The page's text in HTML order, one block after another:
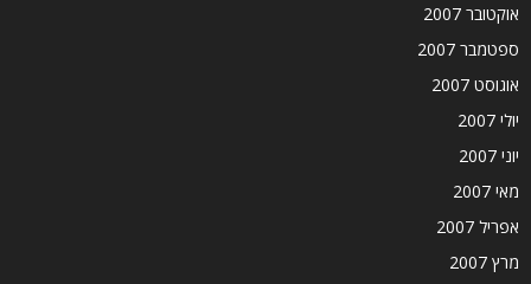
אוקטובר 2007
ספטמבר 2007
אוגוסט 2007
יולי 2007
יוני 2007
מאי 2007
אפריל 2007
מרץ 2007